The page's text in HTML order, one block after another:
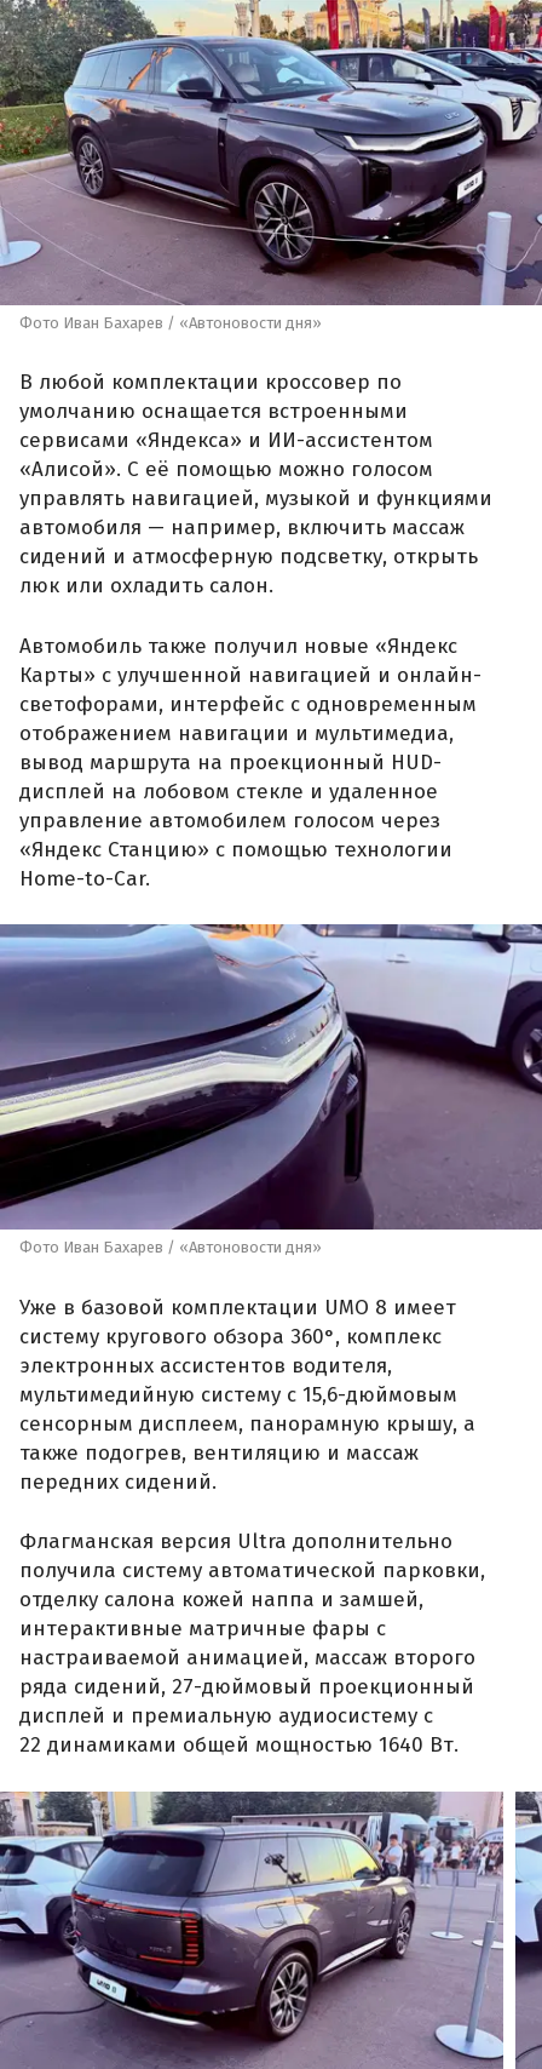
Фото Иван Бахарев / «Автоновости дня»
В любой комплектации кроссовер по
умолчанию оснащается встроенными
сервисами «Яндекса» и ИИ-ассистентом
«Алисой». С её помощью можно голосом
управлять навигацией, музыкой и функциями
автомобиля — например, включить массаж
сидений и атмосферную подсветку, открыть
люк или охладить салон.
Автомобиль также получил новые «Яндекс
Карты» с улучшенной навигацией и онлайн-
светофорами, интерфейс с одновременным
отображением навигации и мультимедиа,
вывод маршрута на проекционный HUD-
дисплей на лобовом стекле и удаленное
управление автомобилем голосом через
«Яндекс Станцию» с помощью технологии
Home-to-Car.
Фото Иван Бахарев / «Автоновости дня»
Уже в базовой комплектации UMO 8 имеет
систему кругового обзора 360°, комплекс
электронных ассистентов водителя,
мультимедийную систему с 15,6-дюймовым
сенсорным дисплеем, панорамную крышу, а
также подогрев, вентиляцию и массаж
передних сидений.
Флагманская версия Ultra дополнительно
получила систему автоматической парковки,
отделку салона кожей наппа и замшей,
интерактивные матричные фары с
настраиваемой анимацией, массаж второго
ряда сидений, 27-дюймовый проекционный
дисплей и премиальную аудиосистему с
22 динамиками общей мощностью 1640 Вт.